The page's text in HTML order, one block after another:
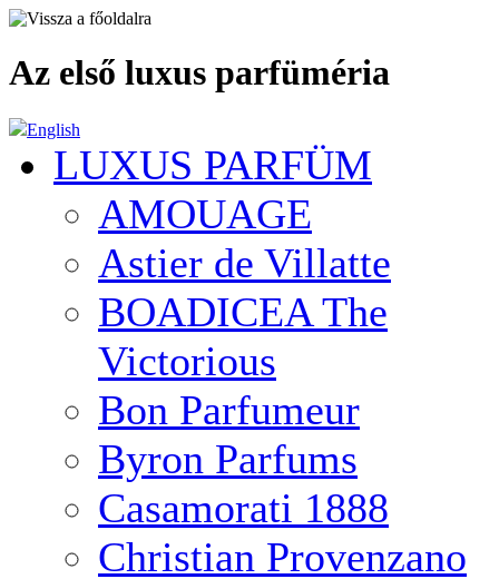
Az első luxus parfüméria
English
LUXUS PARFÜM
AMOUAGE
Astier de Villatte
BOADICEA The
Victorious
Bon Parfumeur
Byron Parfums
Casamorati 1888
Christian Provenzano